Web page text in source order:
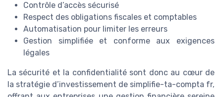
Contrôle d’accès sécurisé
Respect des obligations fiscales et comptables
Automatisation pour limiter les erreurs
Gestion simplifiée et conforme aux exigences
légales
La sécurité et la confidentialité sont donc au cœur de
la stratégie d’investissement de simplifie-ta-compta fr,